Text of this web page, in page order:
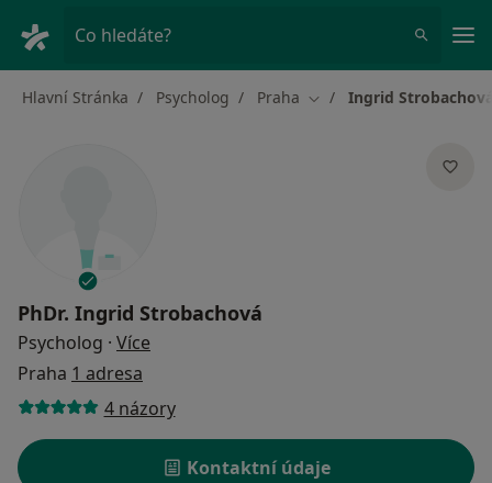
Co hledáte?
Hlavní Stránka Psycholog Praha Změna města
Ingrid
PhDr. Ingrid Strobachová
Psycholog · Více
Praha 1 adresa
4 názory
Kontaktní údaje